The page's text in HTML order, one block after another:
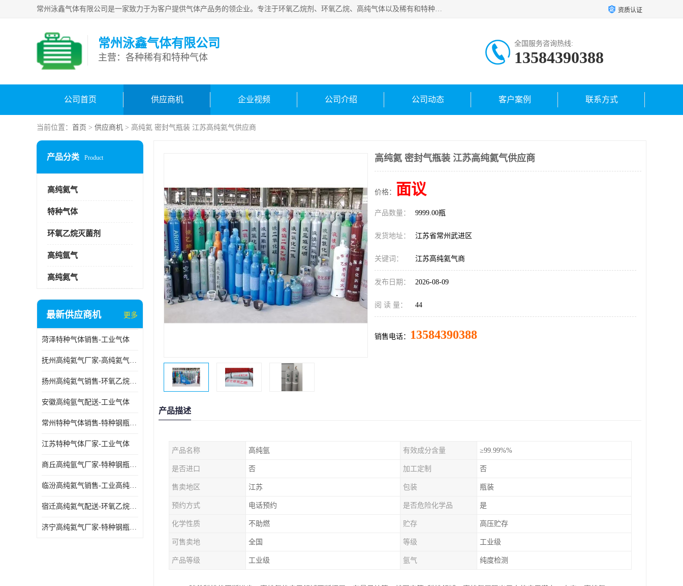
常州泳鑫气体有限公司是一家致力于为客户提供气体产品务的领企业。专注于环氧乙烷剂、环氧乙烷、高纯气体以及稀有和特种气体的研发、生产、销售和配送，产品广泛应用于医疗、电子、科研、化工、食品等多个领域。主要产品有：环氧乙烷灭菌剂，环氧乙烷，高纯氩，氮，氪，氙，氖，氘，笑，氦，氢，氧等各种稀有和特种气体。 资质认证
常州泳鑫气体有限公司
主营：各种稀有和特种气体
全国服务咨询热线:
13584390388
公司首页 供应商机 企业视频 公司介绍 公司动态 客户案例 联系方式
当前位置： 首页 > 供应商机 > 高纯氦 密封气瓶装 江苏高纯氦气供应商
产品分类 Product
高纯氦气
特种气体
环氧乙烷灭菌剂
高纯氩气
高纯氮气
最新供应商机 更多
菏泽特种气体销售-工业气体
抚州高纯氦气厂家-高纯氦气标准气体
扬州高纯氦气销售-环氧乙烷灭菌剂
安徽高纯氩气配送-工业气体
常州特种气体销售-特种钢瓶年检配件销售
江苏特种气体厂家-工业气体
商丘高纯氩气厂家-特种钢瓶年检配件销售
临汾高纯氦气销售-工业高纯氦气
宿迁高纯氦气配送-环氧乙烷灭菌剂
济宁高纯氦气厂家-特种钢瓶年检配件销售
高纯氦 密封气瓶装 江苏高纯氦气供应商
价格： 面议
产品数量： 9999.00瓶
发货地址： 江苏省常州武进区
关键词： 江苏高纯氦气商
发布日期： 2026-08-09
阅 读 量： 44
销售电话： 13584390388
产品描述
产品名称 高纯氩 有效成分含量 ≥99.99%%
是否进口 否 加工定制 否
售卖地区 江苏 包装 瓶装
预约方式 电话预约 是否危险化学品 是
化学性质 不助燃 贮存 高压贮存
可售卖地 全国 等级 工业级
产品等级 工业级 氩气 纯度检测